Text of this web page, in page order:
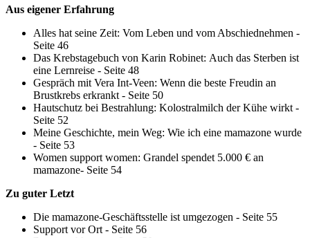
Aus eigener Erfahrung
Alles hat seine Zeit: Vom Leben und vom Abschiednehmen -
Seite 46
Das Krebstagebuch von Karin Robinet: Auch das Sterben ist
eine Lernreise - Seite 48
Gespräch mit Vera Int-Veen: Wenn die beste Freudin an
Brustkrebs erkrankt - Seite 50
Hautschutz bei Bestrahlung: Kolostralmilch der Kühe wirkt -
Seite 52
Meine Geschichte, mein Weg: Wie ich eine mamazone wurde
- Seite 53
Women support women: Grandel spendet 5.000 € an
mamazone- Seite 54
Zu guter Letzt
Die mamazone-Geschäftsstelle ist umgezogen - Seite 55
Support vor Ort - Seite 56